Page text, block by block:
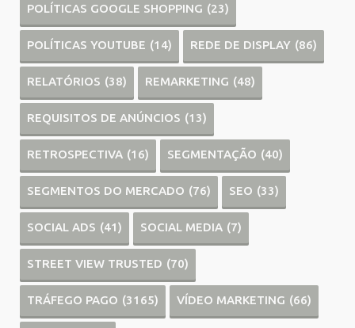
POLÍTICAS GOOGLE SHOPPING (23)
POLÍTICAS YOUTUBE (14) REDE DE DISPLAY (86)
RELATÓRIOS (38) REMARKETING (48)
REQUISITOS DE ANÚNCIOS (13)
RETROSPECTIVA (16) SEGMENTAÇÃO (40)
SEGMENTOS DO MERCADO (76) SEO (33)
SOCIAL ADS (41) SOCIAL MEDIA (7)
STREET VIEW TRUSTED (70)
TRÁFEGO PAGO (3165) VÍDEO MARKETING (66)